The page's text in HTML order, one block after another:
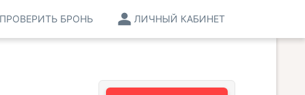
ЛИЧНЫЙ КАБИНЕТ
ПРОВЕРИТЬ БРОНЬ